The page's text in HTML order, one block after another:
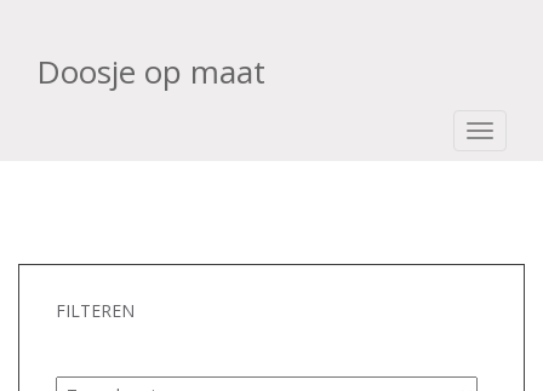
Doosje op maat
FILTEREN